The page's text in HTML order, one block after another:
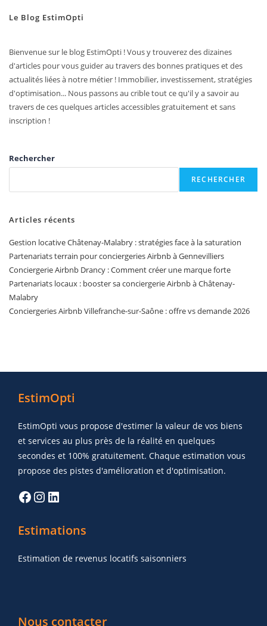
Le Blog EstimOpti
Bienvenue sur le blog EstimOpti ! Vous y trouverez des dizaines
d'articles pour vous guider au travers des bonnes pratiques et des
actualités liées à notre métier ! Immobilier, investissement, stratégies
d'optimisation... Nous passons au crible tout ce qu'il y a savoir au
travers de ces quelques articles accessibles gratuitement et sans
inscription !
Rechercher
RECHERCHER
Articles récents
Gestion locative Châtenay-Malabry : stratégies face à la saturation
Partenariats terrain pour conciergeries Airbnb à Gennevilliers
Conciergerie Airbnb Drancy : Comment créer une marque forte
Partenariats locaux : booster sa conciergerie Airbnb à Châtenay-
Malabry
Conciergeries Airbnb Villefranche-sur-Saône : offre vs demande 2026
EstimOpti
EstimOpti vous propose d'estimer la valeur de vos biens
et services au plus près de la réalité en quelques
secondes et 100% gratuitement. Chaque estimation vous
propose des pistes d'amélioration et d'optimisation.
Estimations
Estimation de revenus locatifs saisonniers
Nous contacter